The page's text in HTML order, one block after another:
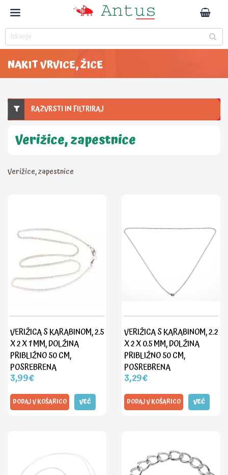
NAKIT VRVICE, ŽICE
RAZVRSTI IN FILTRIRAJ
Verižice, zapestnice
Verižice, zapestnice
VERIŽICA S KARABINOM, 2.5
X 2 X 1 MM, DOLŽINA
PRIBLIŽNO 50 CM,
POSREBRENA
3,99€
DODAJ V KOŠARICO VEČ
VERIŽICA S KARABINOM, 2.2
X 2 X 0.5 MM, DOLŽINA
PRIBLIŽNO 50 CM,
POSREBRENA
3,29€
DODAJ V KOŠARICO VEČ